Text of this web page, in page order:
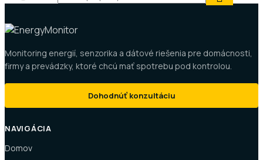
Monitoring energií, senzorika a dátové riešenia pre domácnosti,
firmy a prevádzky, ktoré chcú mať spotrebu pod kontrolou.
Dohodnúť konzultáciu
NAVIGÁCIA
Domov